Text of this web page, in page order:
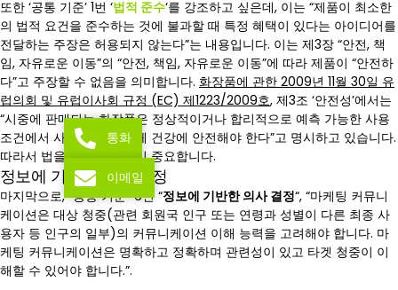
또한 ‘공통 기준’ 1번 ‘법적 준수‘를 강조하고 싶은데, 이는 “제품이 최소한
의 법적 요건을 준수하는 것에 불과할 때 특정 혜택이 있다는 아이디어를
전달하는 주장은 허용되지 않는다”는 내용입니다. 이는 제3장 “안전, 책
임, 자유로운 이동”의 “안전, 책임, 자유로운 이동”에 따라 제품이 “안전하
다”고 주장할 수 없음을 의미합니다. 화장품에 관한 2009년 11월 30일 유
럽의회 및 유럽이사회 규정 (EC) 제1223/2009호, 제3조 ‘안전성’에서는
“시중에 판매되는 화장품은 정상적이거나 합리적으로 예측 가능한 사용
조건에서 사용할 경우 인체 건강에 안전해야 한다”고 명시하고 있습니다.
따라서 법을 준수하는 것이 중요합니다.
정보에 기반한 의사 결정
마지막으로, “공통 기준” 6번 “정보에 기반한 의사 결정“, “마케팅 커뮤니
케이션은 대상 청중(관련 회원국 인구 또는 연령과 성별이 다른 최종 사
용자 등 인구의 일부)의 커뮤니케이션 이해 능력을 고려해야 합니다. 마
케팅 커뮤니케이션은 명확하고 정확하며 관련성이 있고 타겟 청중이 이
해할 수 있어야 합니다.”.
통화
이메일